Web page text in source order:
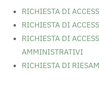
RICHIESTA DI
RICHIESTA DI
RICHIESTA DI
AMMINISTRATIVI
RICHIESTA DI